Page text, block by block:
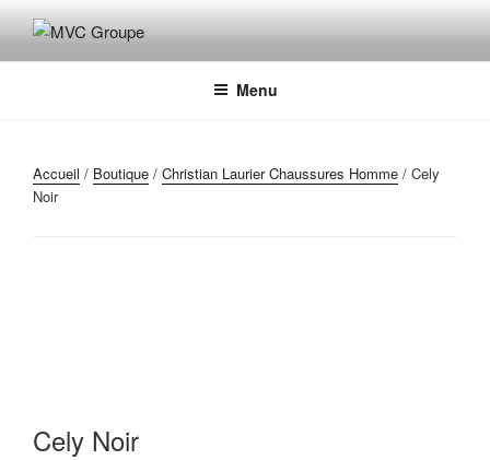
contenuMVC GROUPE
Maroquinerie – Valises – Chaussures
Menu
Accueil / Boutique / Christian Laurier Chaussures Homme / Cely
Noir
Cely Noir